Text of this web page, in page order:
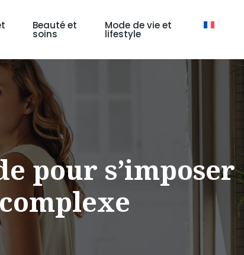
Beauté et
soins
Mode de vie et
lifestyle
pour s’imposer